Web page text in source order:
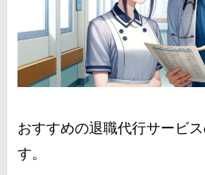
おすすめの退職代行サービ
す。